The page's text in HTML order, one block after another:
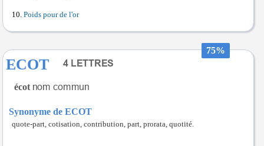
Poids pour de l'or
75%
ECOT
écot
Synonyme de ECOT
quote-part, cotisation, contribution, part, prorata, quotité.